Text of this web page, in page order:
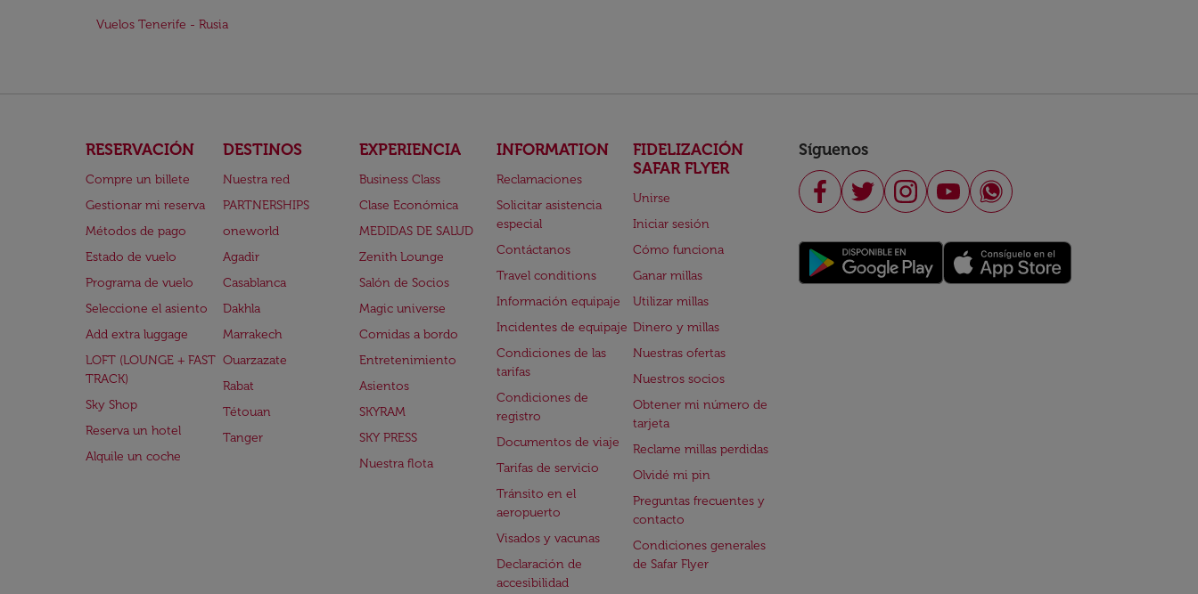
Vuelos Tenerife - Rusia
RESERVACIÓN
Compre un billete
Gestionar mi reserva
Métodos de pago
Estado de vuelo
Programa de vuelo
Seleccione el asiento
Add extra luggage
LOFT (LOUNGE + FAST
TRACK)
Sky Shop
Reserva un hotel
Alquile un coche
DESTINOS
Nuestra red
PARTNERSHIPS
oneworld
Agadir
Casablanca
Dakhla
Marrakech
Ouarzazate
Rabat
Tétouan
Tanger
EXPERIENCIA
Business Class
Clase Económica
MEDIDAS DE SALUD
Zenith Lounge
Salón de Socios
Magic universe
Comidas a bordo
Entretenimiento
Asientos
SKYRAM
SKY PRESS
Nuestra flota
INFORMATION
Reclamaciones
Solicitar asistencia
especial
Contáctanos
Travel conditions
Información equipaje
Incidentes de equipaje
Condiciones de las
tarifas
Condiciones de
registro
Documentos de viaje
Tarifas de servicio
Tránsito en el
aeropuerto
Visados y vacunas
Declaración de
accesibilidad
FIDELIZACIÓN
SAFAR FLYER
Unirse
Iniciar sesión
Cómo funciona
Ganar millas
Utilizar millas
Dinero y millas
Nuestras ofertas
Nuestros socios
Obtener mi número de
tarjeta
Reclame millas perdidas
Olvidé mi pin
Preguntas frecuentes y
contacto
Condiciones generales
de Safar Flyer
Síguenos